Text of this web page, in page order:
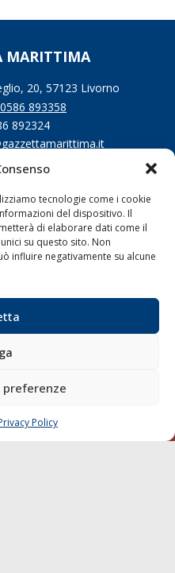
tecnologie come i cookie
del dispositivo. Il
di elaborare dati come il
su questo sito. Non
influire negativamente su alcune
preferenze
Policy
MARITTIMA
20, 57123 Livorno
0586 893358
892324
del 10 giugno 1968 - N°
delle Comunicazioni)
a r.l.: N° 1301 Iscrizione
Marittima al Tribunale
SCRIVI